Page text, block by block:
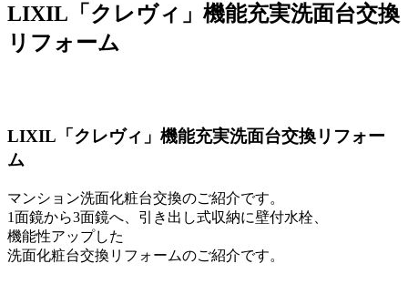
LIXIL「クレヴィ」機能充実洗面台交換
リフォーム
LIXIL「クレヴィ」機能充実洗面台交換リフォー
ム
マンション洗面化粧台交換のご紹介です。
1面鏡から3面鏡へ、引き出し式収納に壁付水栓、
機能性アップした
洗面化粧台交換リフォームのご紹介です。